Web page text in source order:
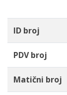
ID broj
PDV broj
Matični broj